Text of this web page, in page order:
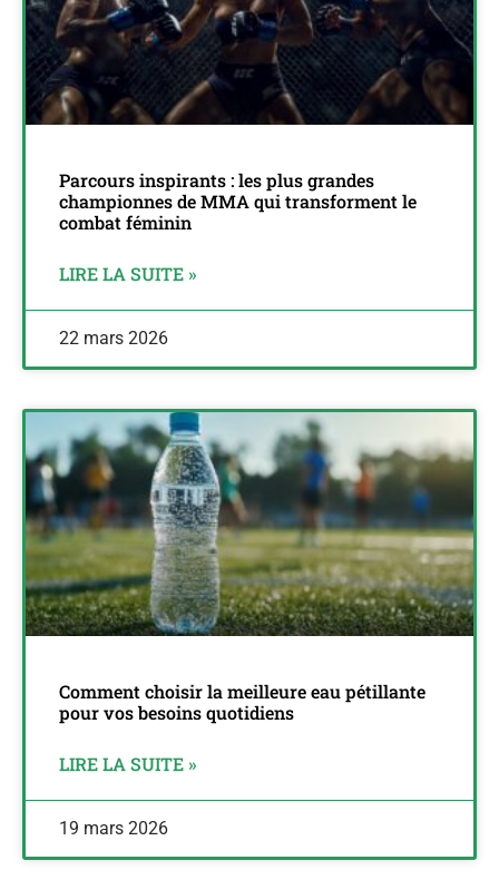
Parcours inspirants : les plus grandes
championnes de MMA qui transforment le
combat féminin
LIRE LA SUITE »
22 mars 2026
Comment choisir la meilleure eau pétillante
pour vos besoins quotidiens
LIRE LA SUITE »
19 mars 2026